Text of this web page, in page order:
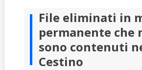
File eliminati in
permanente che
sono contenuti
Cestino